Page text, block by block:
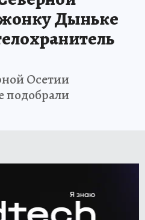
Дыньке
Осетии
подобрали